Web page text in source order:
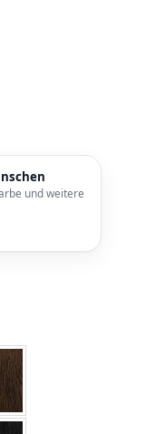
und weitere